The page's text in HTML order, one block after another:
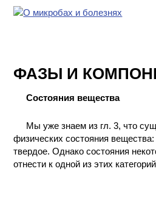
ХИМИЧЕСКАЯ
ВРЕДНЫЕ
МЕТОДЫ
ФАЗЫ И
Состояния вещества
Мы уже знаем из гл. 3, что
физических состояния
твердое. Однако состояния
отнести к одной из этих